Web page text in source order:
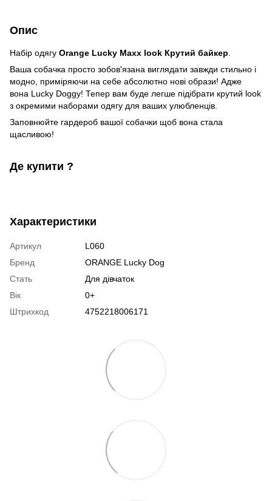
Опис
Набір одягу Orange Lucky Maxx look Крутий байкер
Ваша собачка просто зобов'язана виглядати завжди стильно і
модно, приміряючи на себе абсолютно нові образи! Адже
вона Lucky Doggy! Тепер вам буде легше підібрати крутий look
з окремими наборами одягу для ваших улюбленців.
Заповнюйте гардероб вашої собачки щоб вона стала
щасливою!
Де купити ?
Характеристики
Артикул
L060
Бренд
ORANGE Lucky Dog
Стать
Для дівчаток
Вік
0+
Штрихкод
4752218006171